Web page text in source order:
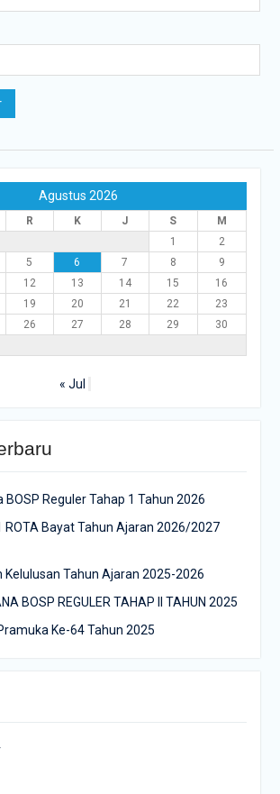
Agustus 2026
R K J S
M
1
2
5 6 7 8
9
12 13 14 15
16
19 20 21 22
23
26 27 28 29
30
« Jul
BOSP Reguler Tahap 1 Tahun 2026
ROTA Bayat Tahun Ajaran 2026/2027
Kelulusan Tahun Ajaran 2025-2026
BOSP REGULER TAHAP II TAHUN 2025
Ke-64 Tahun 2025